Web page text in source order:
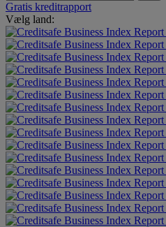
Gratis kreditrapport
Vælg land: